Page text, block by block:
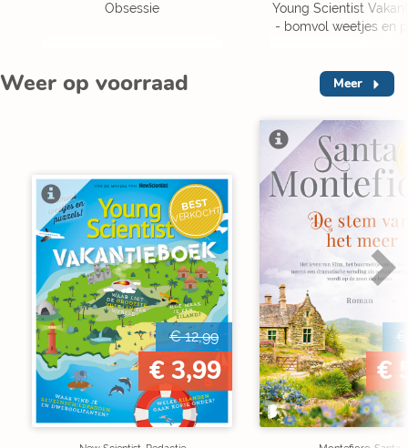
Obsessie
Young Scientist
- bomvol weetjes en
Weer op voorraad Meer
BEST
VERKOCHT
€ 12,99
€ 3,99
€
€